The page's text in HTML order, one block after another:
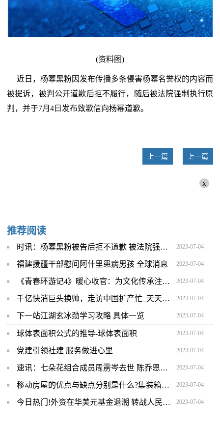
(资料图)
近日，杨幂黑粉因发布传播多条侵害杨幂名誉权的内容而
被提诉，被判公开道歉后拒不履行，随后被法院强制执行原
判，并于7月4日发布致歉信向杨幂道歉。
上一篇 上一篇
x
推荐阅读
时讯：杨幂黑粉被告后拒不道歉 被法院强制执行原判并道歉 2023-07-04
福建援疆干部慰问阿什里患病男孩 全球消息 2023-07-04
《青春环游记4》暖心收官：为文化传承注入青春活力 2023-07-04
千亿快消巨头换帅，走访中国扩产忙_天天热议 2023-07-04
下一站江湖玄冰劲学习攻略 具体一览 2023-07-04
球体表面积公式的推导-球体表面积 2023-07-04
党建引领社建 服务做进心里 2023-07-04
速讯：七朵花组合成员周雳岑去世 陈乔恩曾发文悼念 2023-07-04
移动房屋的优点与缺点分别是什么?集装箱房最致命的缺点有哪些？ 2023-07-04
今日热门!外资在华美元基金退潮 转战人民币基金 2023-07-04